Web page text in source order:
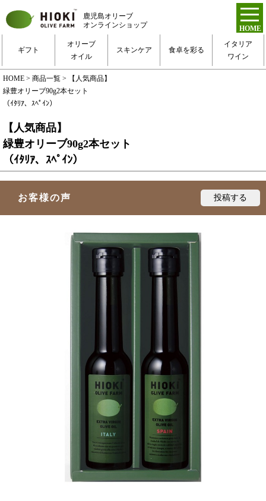
鹿児島オリーブ
オンラインショップ
HOME
トップページ
新規会員登録
ログイン
ご利用ガイド
お問い合わせ
LINE (割引クーポン配布中)
Instagram
ギフト
オリーブ
オイル
スキンケア 食卓を彩る
イタリア
ワイン
HOME > 商品一覧 > 【人気商品】
緑豊オリーブ90g2本セット
（ｲﾀﾘｱ、ｽﾍﾟｲﾝ）
【人気商品】
緑豊オリーブ90g2本セット
（ｲﾀﾘｱ、ｽﾍﾟｲﾝ）
お客様の声